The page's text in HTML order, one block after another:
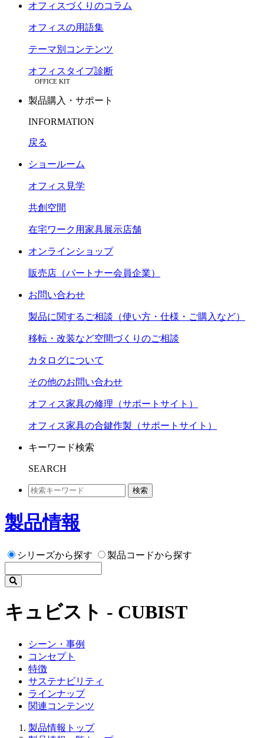
オフィスづくりのコラム
オフィスの用語集
テーマ別コンテンツ
オフィスタイプ診断
OFFICE KIT
製品購入・サポート
INFORMATION
戻る
ショールーム
オフィス見学
共創空間
在宅ワーク用家具展示店舗
オンラインショップ
販売店（パートナー会員企業）
お問い合わせ
製品に関するご相談（使い方・仕様・ご購入など）
移転・改装など空間づくりのご相談
カタログについて
その他のお問い合わせ
オフィス家具の修理（サポートサイト）
オフィス家具の合鍵作製（サポートサイト）
キーワード検索
SEARCH
検索
製品情報
シリーズから探す 製品コードから探す
キュビスト - CUBIST
シーン・事例
コンセプト
特徴
サステナビリティ
ラインナップ
関連コンテンツ
製品情報トップ